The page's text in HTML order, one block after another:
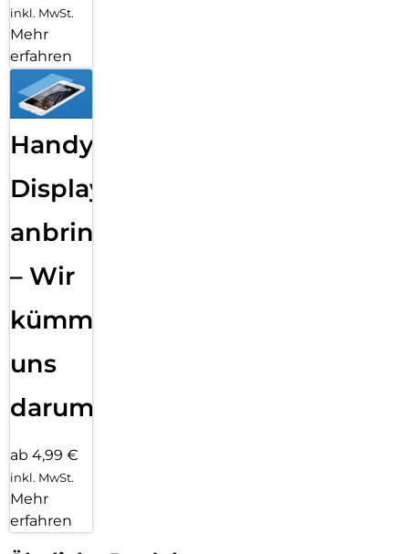
inkl. MwSt.
Mehr
erfahren
Handy
Displayfolie
anbringen
– Wir
kümmern
uns
darum!
ab 4,99 €
inkl. MwSt.
Mehr
erfahren